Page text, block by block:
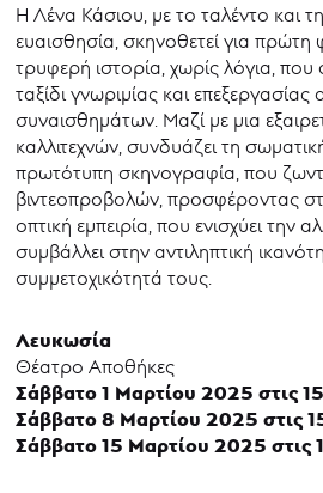
Η Λένα Κάσιου, με το ταλέντο και
ευαισθησία, σκηνοθετεί για
τρυφερή ιστορία, χωρίς λόγια, που
ταξίδι γνωριμίας και
συναισθημάτων. Μαζί με μια
καλλιτεχνών, συνδυάζει τη
πρωτότυπη σκηνογραφία, που
βιντεοπροβολών, προσφέροντας
οπτική εμπειρία, που ενισχύει την
συμβάλλει στην αντιληπτική
συμμετοχικότητά τους.
Λευκωσία
Θέατρο Αποθήκες
Σάββατο 1 Μαρτίου 2025 στις
Σάββατο 8 Μαρτίου 2025 στις
Σάββατο 15 Μαρτίου 2025 στις